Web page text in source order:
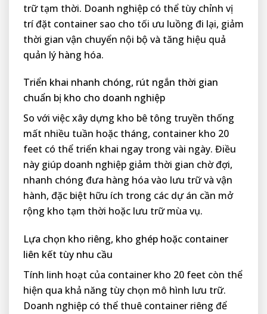
trữ tạm thời. Doanh nghiệp có thể tùy chỉnh vị
trí đặt container sao cho tối ưu luồng đi lại, giảm
thời gian vận chuyển nội bộ và tăng hiệu quả
quản lý hàng hóa.
Triển khai nhanh chóng, rút ngắn thời gian
chuẩn bị kho cho doanh nghiệp
So với việc xây dựng kho bê tông truyền thống
mất nhiều tuần hoặc tháng, container kho 20
feet có thể triển khai ngay trong vài ngày. Điều
này giúp doanh nghiệp giảm thời gian chờ đợi,
nhanh chóng đưa hàng hóa vào lưu trữ và vận
hành, đặc biệt hữu ích trong các dự án cần mở
rộng kho tạm thời hoặc lưu trữ mùa vụ.
Lựa chọn kho riêng, kho ghép hoặc container
liên kết tùy nhu cầu
Tính linh hoạt của container kho 20 feet còn thể
hiện qua khả năng tùy chọn mô hình lưu trữ.
Doanh nghiệp có thể thuê container riêng để